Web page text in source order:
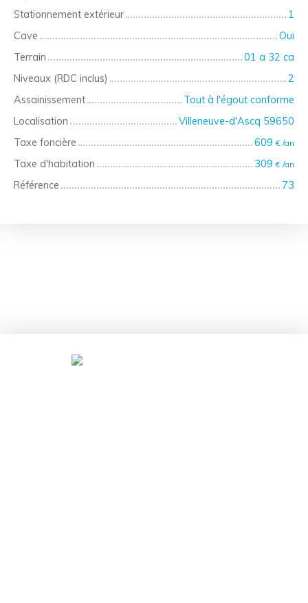
Stationnement extérieur
1
Cave
Oui
Terrain
01 a 32 ca
Niveaux (RDC inclus)
2
Assainissement
Tout à l'égout conforme
Localisation
Villeneuve-d'Ascq 59650
Taxe foncière
609€ /an
Taxe d'habitation 309€ /an
Référence 73